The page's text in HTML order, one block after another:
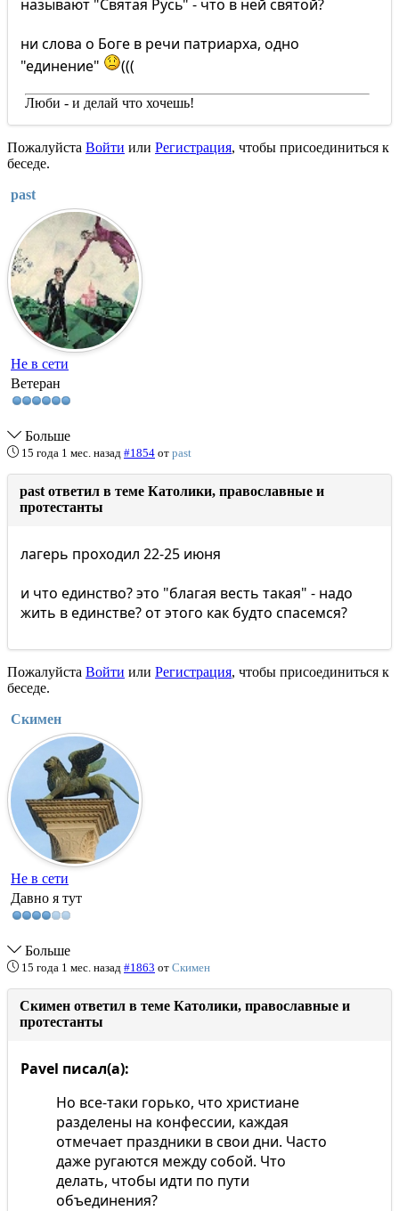
называют "Святая Русь" - что в ней святой?
ни слова о Боге в речи патриарха, одно
"единение"
(((
Люби - и делай что хочешь!
Пожалуйста Войти или Регистрация, чтобы присоединиться к
беседе.
past
Не в сети
Ветеран
Больше
15 года 1 мес. назад #1854 от past
past ответил в теме Католики, православные и
протестанты
лагерь проходил 22-25 июня
и что единство? это "благая весть такая" - надо
жить в единстве? от этого как будто спасемся?
Пожалуйста Войти или Регистрация, чтобы присоединиться к
беседе.
Скимен
Не в сети
Давно я тут
Больше
15 года 1 мес. назад #1863 от Скимен
Скимен ответил в теме Католики, православные и
протестанты
Pavel писал(а):
Но все-таки горько, что христиане
разделены на конфессии, каждая
отмечает праздники в свои дни. Часто
даже ругаются между собой. Что
делать, чтобы идти по пути
объединения?